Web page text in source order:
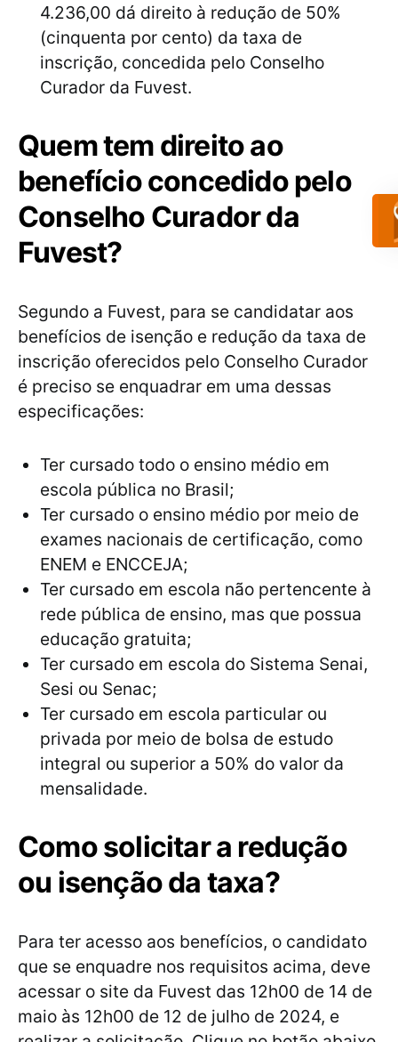
4.236,00 dá direito à redução de 50%
(cinquenta por cento) da taxa de
inscrição, concedida pelo Conselho
Curador da Fuvest.
Quem tem direito ao
benefício concedido pelo
Conselho Curador da
Fuvest?
Segundo a Fuvest, para se candidatar aos
benefícios de isenção e redução da taxa de
inscrição oferecidos pelo Conselho Curador
é preciso se enquadrar em uma dessas
especificações:
Ter cursado todo o ensino médio em
escola pública no Brasil;
Ter cursado o ensino médio por meio de
exames nacionais de certificação, como
ENEM e ENCCEJA;
Ter cursado em escola não pertencente à
rede pública de ensino, mas que possua
educação gratuita;
Ter cursado em escola do Sistema Senai,
Sesi ou Senac;
Ter cursado em escola particular ou
privada por meio de bolsa de estudo
integral ou superior a 50% do valor da
mensalidade.
Como solicitar a redução
ou isenção da taxa?
Para ter acesso aos benefícios, o candidato
que se enquadre nos requisitos acima, deve
acessar o site da Fuvest das 12h00 de 14 de
maio às 12h00 de 12 de julho de 2024, e